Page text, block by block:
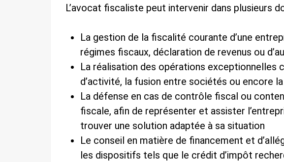
L’avocat fiscaliste peut intervenir dans plusieurs
La gestion de la fiscalité courante d’une
régimes fiscaux, déclaration de revenus ou
La réalisation des opérations exceptionnelles
d’activité, la fusion entre sociétés ou encore
La défense en cas de contrôle fiscal ou
fiscale, afin de représenter et assister
trouver une solution adaptée à sa situation
Le conseil en matière de financement et
les dispositifs tels que le crédit d’impôt